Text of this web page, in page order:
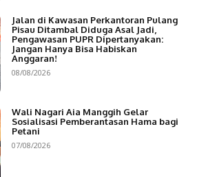
Jalan di Kawasan Perkantoran Pulang
Pisau Ditambal Diduga Asal Jadi,
Pengawasan PUPR Dipertanyakan:
Jangan Hanya Bisa Habiskan
Anggaran!
08/08/2026
Wali Nagari Aia Manggih Gelar
Sosialisasi Pemberantasan Hama bagi
Petani
07/08/2026